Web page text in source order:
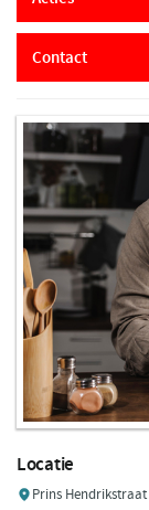
Contact
Locatie
Prins